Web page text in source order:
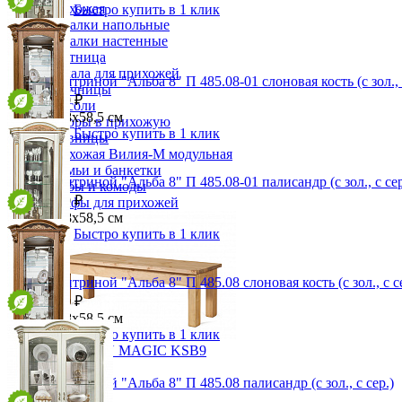
Прихожая
Вешалки напольные
Вешалки настенные
Газетница
Зеркала для прихожей
Ключницы
Консоли
Наборы в прихожую
Обувницы
Прихожая Вилия-М модульная
Скамьи и банкетки
Тумбы и комоды
Шкафы для прихожей
Скамья PIN MAGIC KSB9
10 179 ₽
11 310 ₽
В корзину
Быстро купить в 1 клик
Шкаф с витриной "Альба 8" П 485.08-01 слоновая кость (с зол.,
от 233 800 ₽
88,8х217,8х58,5 см
В корзину Быстро купить в 1 клик
Шкаф с витриной "Альба 8" П 485.08-01 палисандр (с зол., с
от 233 800 ₽
88,8х217,8х58,5 см
В корзину Быстро купить в 1 клик
Шкаф с витриной "Альба 8" П 485.08 слоновая кость (с зол., с
от 233 800 ₽
88,8х217,8х58,5 см
В корзину Быстро купить в 1 клик
Шкаф с витриной "Альба 8" П 485.08 палисандр (с зол., с сер.)